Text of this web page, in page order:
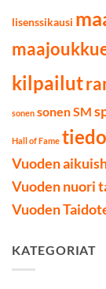
lisenssikausi
kilpailut
sonen sonen SM
Hall of Fame
Vuoden
Vuoden nuori
Vuoden
KATEGORIAT